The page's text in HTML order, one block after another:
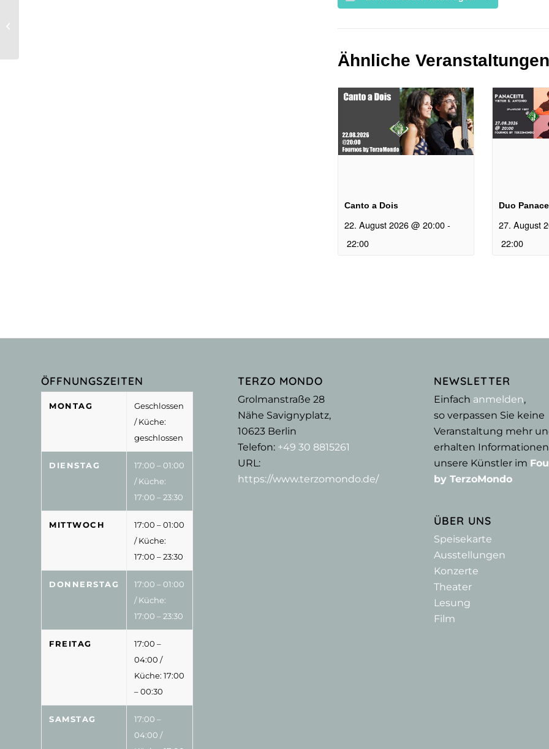
Ähnliche Veranstaltungen
Canto a Dois
22. August 2026 @ 20:00-
22:00
Duo
27. August
22:00
ÖFFNUNGSZEITEN
MONTAG
Geschlossen
/ Küche:
geschlossen
DIENSTAG
17:00 – 01:00
/ Küche:
17:00 – 23:30
MITTWOCH
17:00 – 01:00
/ Küche:
17:00 – 23:30
DONNERSTAG
17:00 – 01:00
/ Küche:
17:00 – 23:30
FREITAG
17:00 –
04:00 /
Küche: 17:00
– 00:30
SAMSTAG
17:00 –
04:00 /
TERZO MONDO
Grolmanstraße 28
Nähe Savignyplatz,
10623Berlin
Telefon: +49 30 8815261
URL:
https://www.terzomondo.de/
NEWSLETTER
Einfach anmelden,
so verpassen Sie keine
Veranstaltung mehr
erhalten
unsere Künstler im
by TerzoMondo
ÜBER UNS
Speisekarte
Ausstellungen
Konzerte
Theater
Lesung
Film